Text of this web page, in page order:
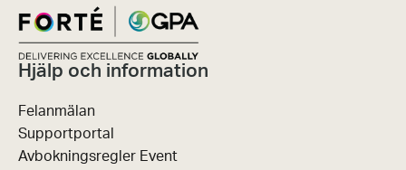
Hjälp och information
Felanmälan
Supportportal
Avbokningsregler Event